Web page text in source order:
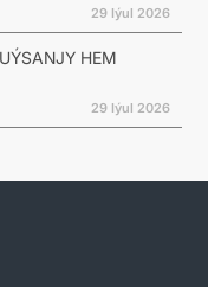
29 Iýul 2026
HEM
29 Iýul 2026